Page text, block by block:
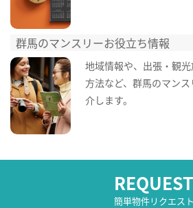
群馬のマンスリーお役立ち情報
地域情報や、出張・観
方法など、群馬のマン
介します。
REQUEST
簡単物件リクエスト